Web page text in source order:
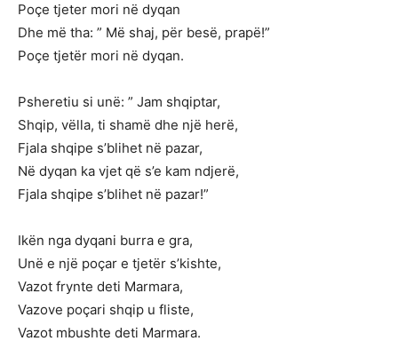
Poçe tjeter mori në dyqan
Dhe më tha: ” Më shaj, për besë, prapë!”
Poçe tjetër mori në dyqan.
Psheretiu si unë: ” Jam shqiptar,
Shqip, vëlla, ti shamë dhe një herë,
Fjala shqipe s’blihet në pazar,
Në dyqan ka vjet që s’e kam ndjerë,
Fjala shqipe s’blihet në pazar!”
Ikën nga dyqani burra e gra,
Unë e një poçar e tjetër s’kishte,
Vazot frynte deti Marmara,
Vazove poçari shqip u fliste,
Vazot mbushte deti Marmara.